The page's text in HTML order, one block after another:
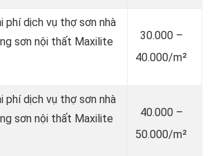
phí dịch vụ thợ sơn nhà
sơn nội thất Maxilite
30.000 –
40.000/m²
phí dịch vụ thợ sơn nhà
sơn nội thất Maxilite
40.000 –
50.000/m²